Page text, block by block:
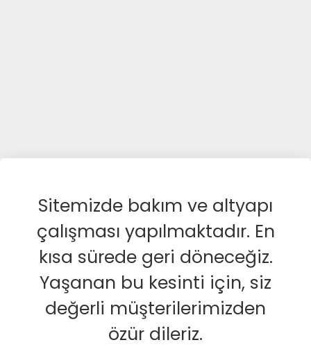
Sitemizde bakım ve altyapı
çalışması yapılmaktadır. En
kısa sürede geri döneceğiz.
Yaşanan bu kesinti için, siz
değerli müşterilerimizden
özür dileriz.